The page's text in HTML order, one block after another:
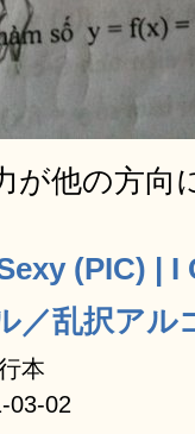
が他の方
(PIC) |
／乱択アル
本
03-02